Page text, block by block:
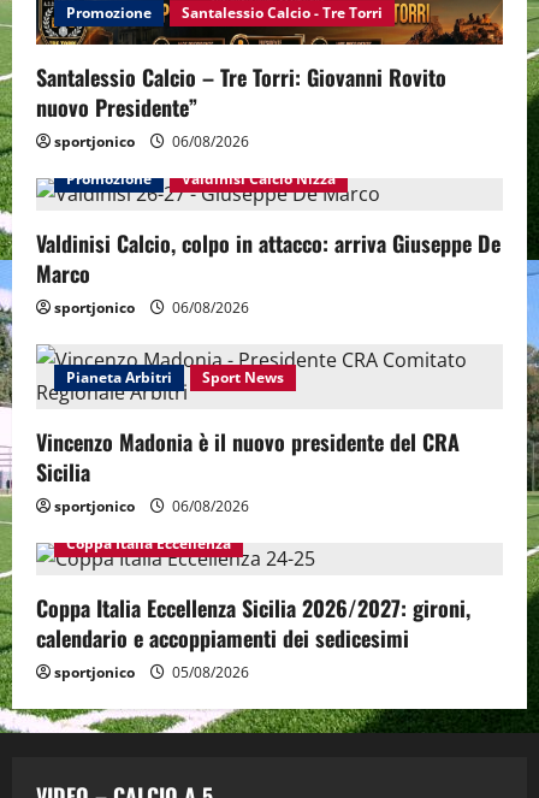
Promozione Santalessio Calcio - Tre Torri
Santalessio Calcio – Tre Torri: Giovanni Rovito
nuovo Presidente”
sportjonico
06/08/2026
Promozione
Valdinisi Calcio Nizza
Valdinisi Calcio, colpo in attacco: arriva Giuseppe De
Marco
sportjonico 06/08/2026
Pianeta Arbitri Sport News
Vincenzo Madonia è il nuovo presidente del CRA
Sicilia
sportjonico
06/08/2026
Coppa Italia Eccellenza
Coppa Italia Eccellenza Sicilia 2026/2027: gironi,
calendario e accoppiamenti dei sedicesimi
sportjonico 05/08/2026